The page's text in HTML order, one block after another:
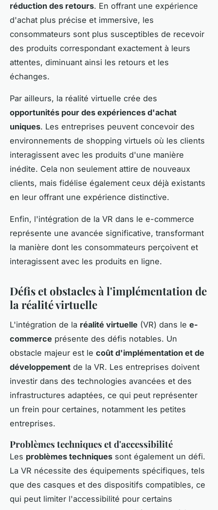
réduction des retours. En offrant une expérience
d'achat plus précise et immersive, les
consommateurs sont plus susceptibles de recevoir
des produits correspondant exactement à leurs
attentes, diminuant ainsi les retours et les
échanges.
Par ailleurs, la réalité virtuelle crée des
opportunités pour des expériences d'achat
uniques. Les entreprises peuvent concevoir des
environnements de shopping virtuels où les clients
interagissent avec les produits d'une manière
inédite. Cela non seulement attire de nouveaux
clients, mais fidélise également ceux déjà existants
en leur offrant une expérience distinctive.
Enfin, l'intégration de la VR dans le e-commerce
représente une avancée significative, transformant
la manière dont les consommateurs perçoivent et
interagissent avec les produits en ligne.
Défis et obstacles à l'implémentation de
la réalité virtuelle
L'intégration de la réalité virtuelle (VR) dans le e-
commerce présente des défis notables. Un
obstacle majeur est le coût d'implémentation et de
développement de la VR. Les entreprises doivent
investir dans des technologies avancées et des
infrastructures adaptées, ce qui peut représenter
un frein pour certaines, notamment les petites
entreprises.
Problèmes techniques et d'accessibilité
Les problèmes techniques sont également un défi.
La VR nécessite des équipements spécifiques, tels
que des casques et des dispositifs compatibles, ce
qui peut limiter l'accessibilité pour certains